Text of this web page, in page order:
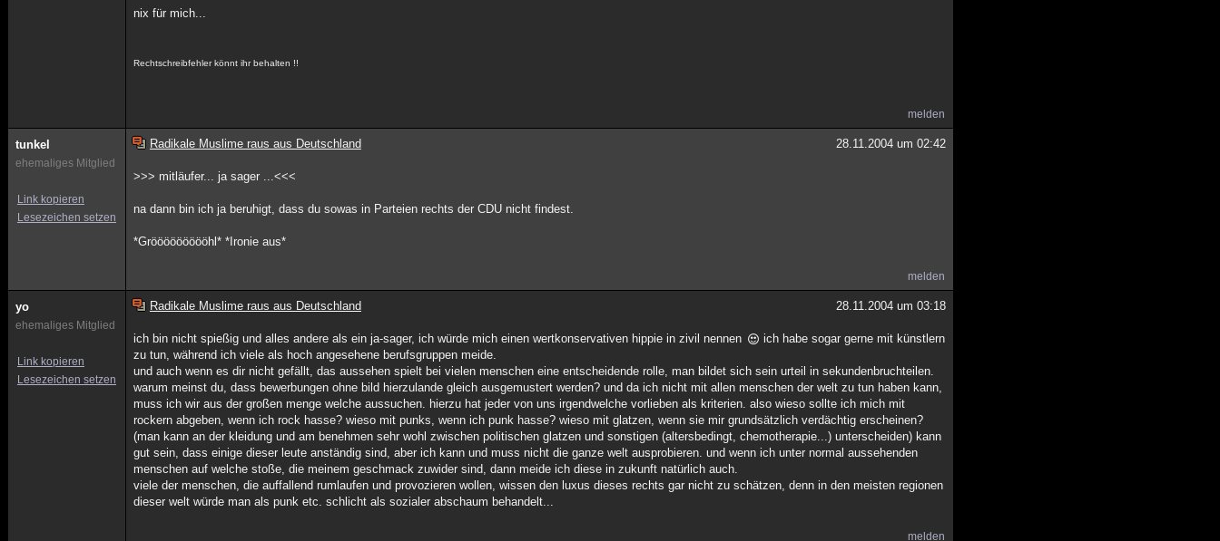
nix für mich...
Rechtschreibfehler könnt ihr behalten !!
melden
tunkel
ehemaliges Mitglied
Link kopieren
Lesezeichen setzen
Radikale Muslime raus aus Deutschland 28.11.2004 um 02:42
>>> mitläufer... ja sager ...<<<
na dann bin ich ja beruhigt, dass du sowas in Parteien rechts der CDU nicht findest.
*Gröööööööööhl* *Ironie aus*
melden
yo
ehemaliges Mitglied
Link kopieren
Lesezeichen setzen
Radikale Muslime raus aus Deutschland 28.11.2004 um 03:18
ich bin nicht spießig und alles andere als ein ja-sager, ich würde mich einen wertkonservativen hippie in zivil nennen
ich habe sogar gerne mit künstlern
zu tun, während ich viele als hoch angesehene berufsgruppen meide.
und auch wenn es dir nicht gefällt, das aussehen spielt bei vielen menschen eine entscheidende rolle, man bildet sich sein urteil in sekundenbruchteilen.
warum meinst du, dass bewerbungen ohne bild hierzulande gleich ausgemustert werden? und da ich nicht mit allen menschen der welt zu tun haben kann,
muss ich wir aus der großen menge welche aussuchen. hierzu hat jeder von uns irgendwelche vorlieben als kriterien. also wieso sollte ich mich mit
rockern abgeben, wenn ich rock hasse? wieso mit punks, wenn ich punk hasse? wieso mit glatzen, wenn sie mir grundsätzlich verdächtig erscheinen?
(man kann an der kleidung und am benehmen sehr wohl zwischen politischen glatzen und sonstigen (altersbedingt, chemotherapie...) unterscheiden) kann
gut sein, dass einige dieser leute anständig sind, aber ich kann und muss nicht die ganze welt ausprobieren. und wenn ich unter normal aussehenden
menschen auf welche stoße, die meinem geschmack zuwider sind, dann meide ich diese in zukunft natürlich auch.
viele der menschen, die auffallend rumlaufen und provozieren wollen, wissen den luxus dieses rechts gar nicht zu schätzen, denn in den meisten regionen
dieser welt würde man als punk etc. schlicht als sozialer abschaum behandelt...
melden